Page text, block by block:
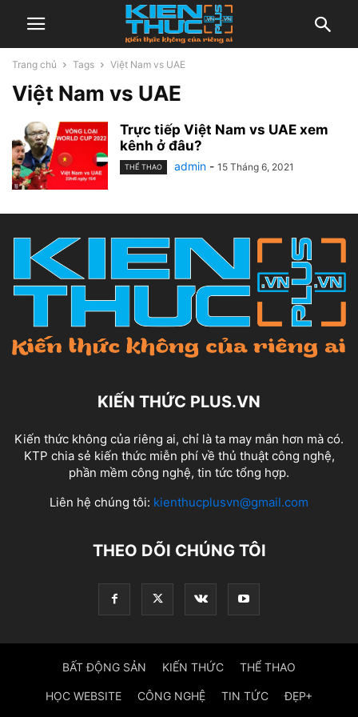
Trang chủ Tags Việt Nam vs UAE
Việt Nam vs UAE
Trực tiếp Việt Nam vs UAE xem
kênh ở đâu?
THỂ THAO admin - 15 Tháng 6, 2021
KIẾN THỨC PLUS.VN
Kiến thức không của riêng ai, chỉ là ta may mắn hơn mà có.
KTP chia sẻ kiến thức miễn phí về thủ thuật công nghệ,
phần mềm công nghệ, tin tức tổng hợp.
Liên hệ chúng tôi: kienthucplusvn@gmail.com
THEO DÕI CHÚNG TÔI
BẤT ĐỘNG SẢN KIẾN THỨC THỂ THAO
HỌC WEBSITE CÔNG NGHỆ TIN TỨC ĐẸP+